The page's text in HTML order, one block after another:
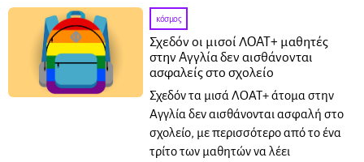
κόσμος
Σχεδόν οι μισοί ΛΟΑΤ+ μαθητές
στην Αγγλία δεν αισθάνονται
ασφαλείς στο σχολείο
Σχεδόν τα μισά ΛΟΑΤ+ άτομα στην
Αγγλία δεν αισθάνονται ασφαλή στο
σχολείο, με περισσότερο από το ένα
τρίτο των μαθητών να λέει